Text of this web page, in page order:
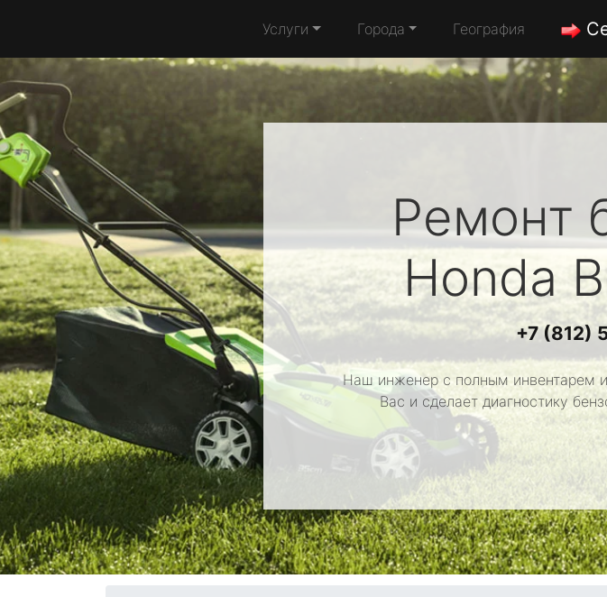
Услуги Города География
Ремонт
Honda
+7 (812)
Наш инженер с полным инвентарем
Вас и сделает диагностику